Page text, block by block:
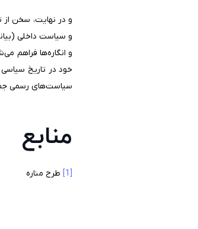
و سیاست داخلی
و انگاره‌ها فراهم
خود در تاریخ
سیاست‌های رسمی
منابع
[1] طرح مناره